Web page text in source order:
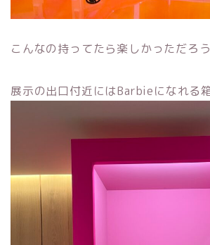
こんなの持ってたら楽しかっただろ
展示の出口付近にはBarbieになれる